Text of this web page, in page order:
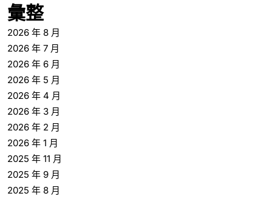
彙整
2026 年 8 月
2026 年 7 月
2026 年 6 月
2026 年 5 月
2026 年 4 月
2026 年 3 月
2026 年 2 月
2026 年 1 月
2025 年 11 月
2025 年 9 月
2025 年 8 月